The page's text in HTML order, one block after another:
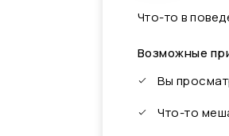
Что-то в
Возможные
Вы
Что-то